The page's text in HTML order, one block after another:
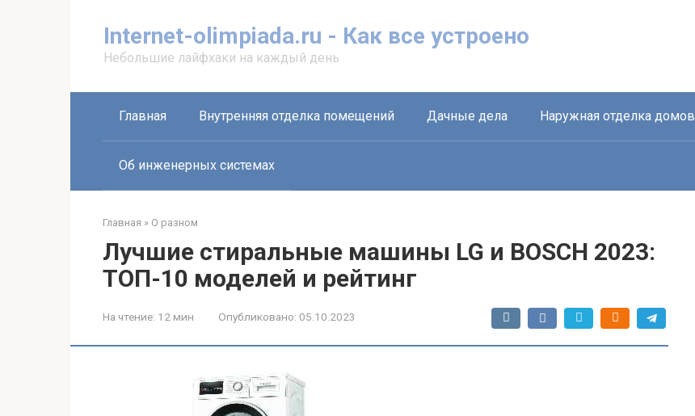
Internet-olimpiada.ru - Как все устроено
Небольшие лайфхаки на каждый день
Главная Внутренняя отделка помещений Дачные дела Наружная отделка домов
Об инженерных системах
Главная » О разном
Лучшие стиральные машины LG и BOSCH 2023:
ТОП-10 моделей и рейтинг
На чтение: 12 мин Опубликовано: 05.10.2023